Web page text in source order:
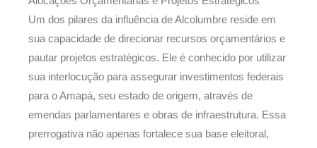
Um dos pilares da influência de Alcolumbre reside em
sua capacidade de direcionar recursos orçamentários e
pautar projetos estratégicos. Ele é conhecido por utilizar
sua interlocução para assegurar investimentos federais
para o Amapá, seu estado de origem, através de
emendas parlamentares e obras de infraestrutura. Essa
prerrogativa não apenas fortalece sua base eleitoral,